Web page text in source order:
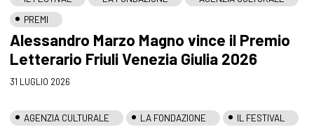
PREMI
Alessandro Marzo Magno vince il Premio
Letterario Friuli Venezia Giulia 2026
31 LUGLIO 2026
AGENZIA CULTURALE LA FONDAZIONE IL FESTIVAL